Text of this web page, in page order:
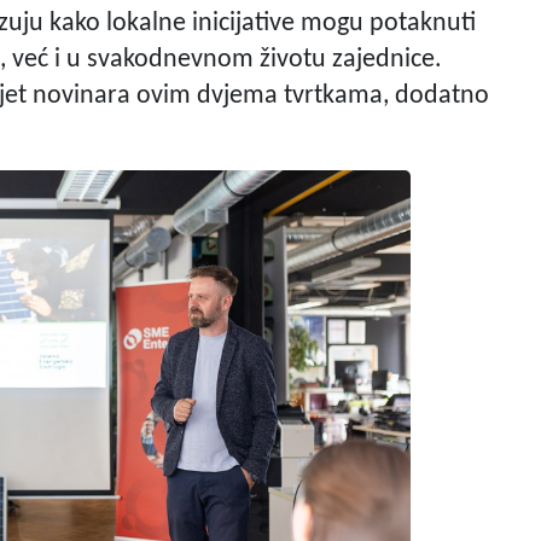
kako lokalne inicijative mogu potaknuti
i u svakodnevnom životu zajednice.
novinara ovim dvjema tvrtkama, dodatno